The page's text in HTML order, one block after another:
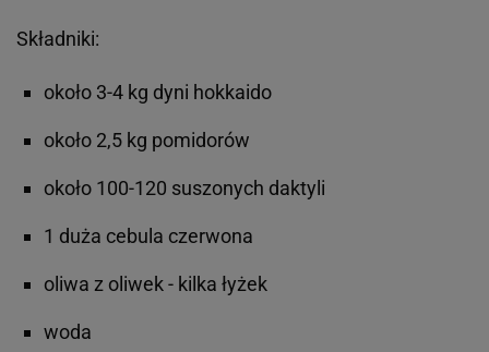
Składniki:
około 3-4 kg dyni hokkaido
około 2,5 kg pomidorów
około 100-120 suszonych daktyli
1 duża cebula czerwona
oliwa z oliwek - kilka łyżek
woda